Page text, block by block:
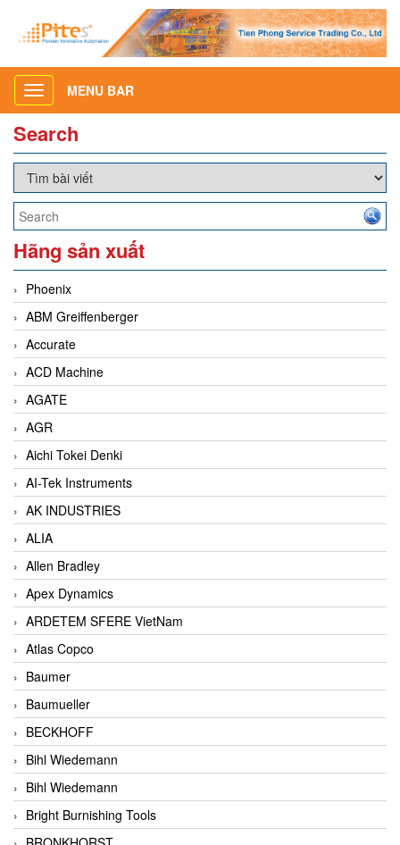
Toggle
navigation
MENU BAR
Search
Hãng sản xuất
Phoenix
ABM Greiffenberger
Accurate
ACD Machine
AGATE
AGR
Aichi Tokei Denki
AI-Tek Instruments
AK INDUSTRIES
ALIA
Allen Bradley
Apex Dynamics
ARDETEM SFERE VietNam
Atlas Copco
Baumer
Baumueller
BECKHOFF
Bihl Wiedemann
Bihl Wiedemann
Bright Burnishing Tools